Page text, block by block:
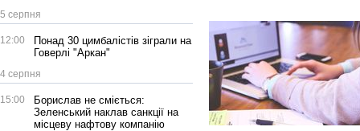
5 серпня
12:00
Понад 30 цимбалістів зіграли на
Говерлі "Аркан"
4 серпня
15:00
Борислав не сміється:
Зеленський наклав санкції на
місцеву нафтову компанію